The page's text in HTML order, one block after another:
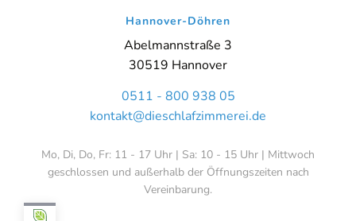
Hannover-Döhren
Abelmannstraße 3
30519 Hannover
0511 - 800 938 05
kontakt@dieschlafzimmerei.de
Mo, Di, Do, Fr: 11 - 17 Uhr | Sa: 10 - 15 Uhr | Mittwoch
geschlossen und außerhalb der Öffnungszeiten nach
Vereinbarung.